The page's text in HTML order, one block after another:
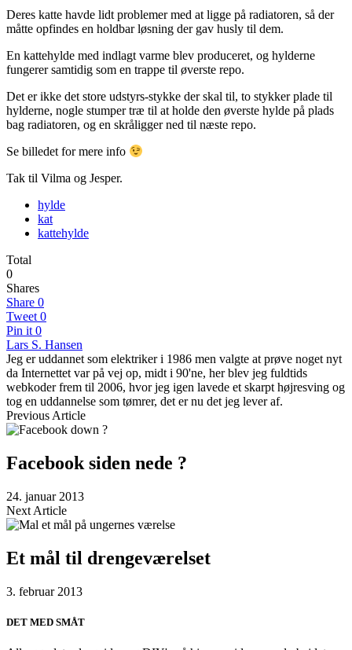
Deres katte havde lidt problemer med at ligge på radiatoren, så der
måtte opfindes en holdbar løsning der gav husly til dem.
En kattehylde med indlagt varme blev produceret, og hylderne
fungerer samtidig som en trappe til øverste repo.
Det er ikke det store udstyrs-stykke der skal til, to stykker plade til
hylderne, nogle stumper træ til at holde den øverste hylde på plads
bag radiatoren, og en skråligger ned til næste repo.
Se billedet for mere info
Tak til Vilma og Jesper.
hylde
kat
kattehylde
Total
0
Shares
Share 0
Tweet 0
Pin it 0
Lars S. Hansen
Jeg er uddannet som elektriker i 1986 men valgte at prøve noget nyt
da Internettet var på vej op, midt i 90'ne, her blev jeg fuldtids
webkoder frem til 2006, hvor jeg igen lavede et skarpt højresving og
tog en uddannelse som tømrer, det er nu det jeg lever af.
Previous Article
Facebook siden nede ?
24. januar 2013
Next Article
Et mål til drengeværelset
3. februar 2013
DET MED SMÅT